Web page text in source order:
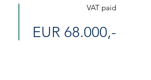
VAT paid
EUR 68.000,-